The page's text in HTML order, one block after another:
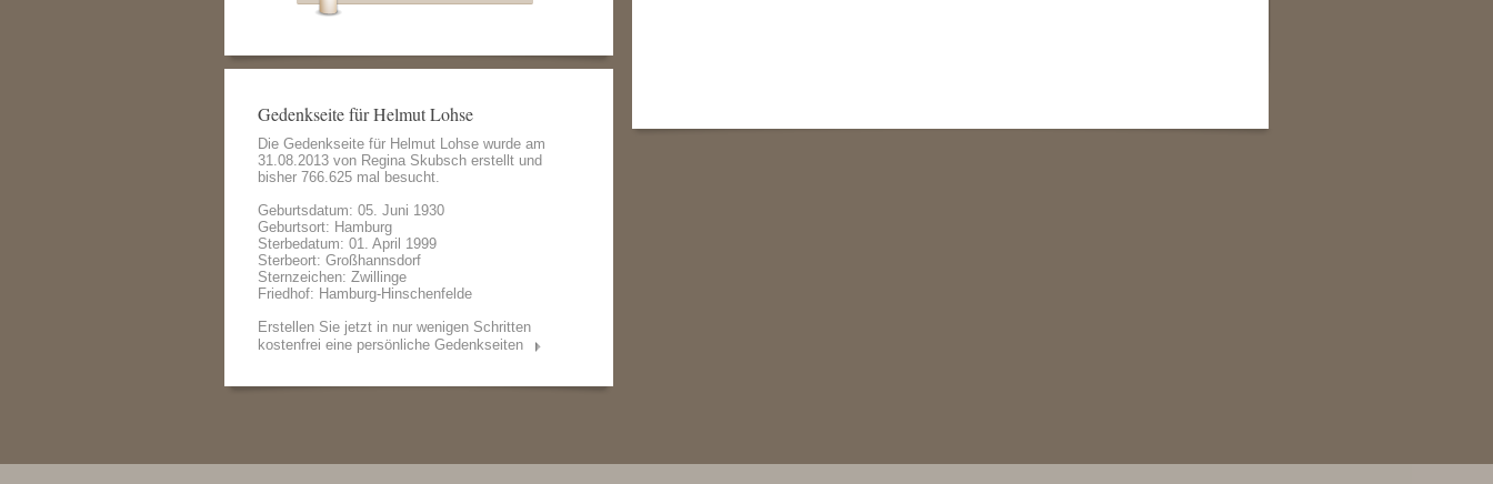
Gedenkseite für Helmut Lohse
Die Gedenkseite für Helmut Lohse wurde am
31.08.2013 von Regina Skubsch erstellt und
bisher 766.625 mal besucht.
Geburtsdatum: 05. Juni 1930
Geburtsort: Hamburg
Sterbedatum: 01. April 1999
Sterbeort: Großhannsdorf
Sternzeichen: Zwillinge
Friedhof: Hamburg-Hinschenfelde
Erstellen Sie jetzt in nur wenigen Schritten
kostenfrei eine persönliche Gedenkseiten